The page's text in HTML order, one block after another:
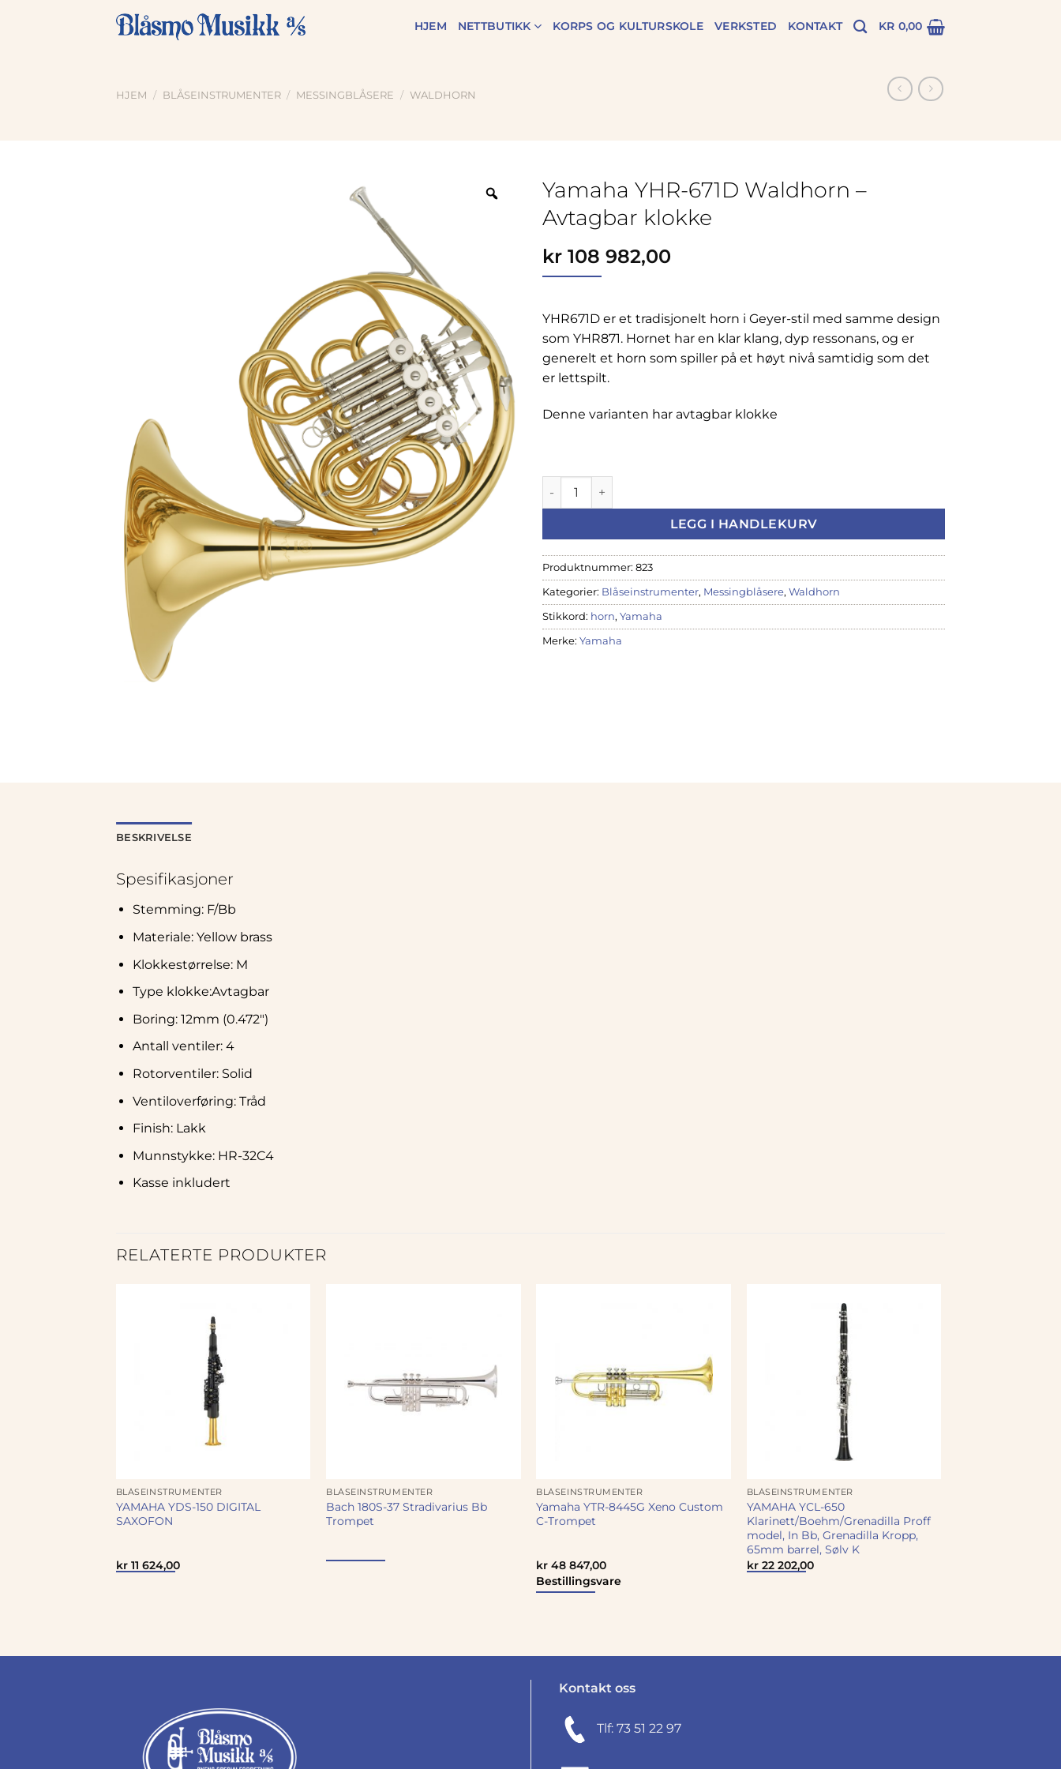
HJEM NETTBUTIKK KORPS OG KULTURSKOLE VERKSTED KONTAKT KR 0,00
HJEM / BLÅSEINSTRUMENTER / MESSINGBLÅSERE / WALDHORN
Yamaha YHR-671D Waldhorn –
Avtagbar klokke
kr 108 982,00
YHR671D er et tradisjonelt horn i Geyer-stil med samme design
som YHR871. Hornet har en klar klang, dyp ressonans, og er
generelt et horn som spiller på et høyt nivå samtidig som det
er lettspilt.
Denne varianten har avtagbar klokke
Yamaha YHR-671D Waldhorn - Avtagbar klokke antall
LEGG I HANDLEKURV
Produktnummer: 823
Kategorier: Blåseinstrumenter, Messingblåsere, Waldhorn
Stikkord: horn, Yamaha
Merke: Yamaha
BESKRIVELSE
Spesifikasjoner
Stemming: F/Bb
Materiale: Yellow brass
Klokkestørrelse: M
Type klokke:Avtagbar
Boring: 12mm (0.472″)
Antall ventiler: 4
Rotorventiler: Solid
Ventiloverføring: Tråd
Finish: Lakk
Munnstykke: HR-32C4
Kasse inkludert
RELATERTE PRODUKTER
BLÅSEINSTRUMENTER
YAMAHA YDS-150 DIGITAL
SAXOFON
kr11 624,00
BLÅSEINSTRUMENTER
Bach 180S-37 Stradivarius Bb
Trompet
BLÅSEINSTRUMENTER
Yamaha YTR-8445G Xeno Custom
C-Trompet
kr 48 847,00
Bestillingsvare
BLÅSEINSTRUMENTER
YAMAHA YCL-650
Klarinett/Boehm/Grenadilla Proff
model, In Bb, Grenadilla Kropp,
65mm barrel, Sølv K
kr22 202,00
Kontakt oss
Tlf: 73 51 22 97